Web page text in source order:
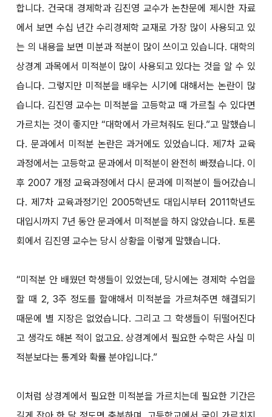
합니다. 건국대 경제학과 김진영 교수가 논찬문에 제시한 자료
에서 보면 수십 년간 수리경제학 교재로 가장 많이 사용되고 있
는 의 내용을 보면 미분과 적분이 많이 쓰이고 있습니다. 대학의
상경계 과목에서 미적분이 많이 사용되고 있다는 것을 알 수 있
습니다. 그렇지만 미적분을 배우는 시기에 대해서는 논란이 많
습니다. 김진영 교수는 미적분을 고등학교 때 가르칠 수 있다면
가르치는 것이 좋지만 “대학에서 가르쳐줘도 된다.”고 말했습니
다. 문과에서 미적분 논란은 과거에도 있었습니다. 제7차 교육
과정에서는 고등학교 문과에서 미적분이 완전히 빠졌습니다. 이
후 2007 개정 교육과정에서 다시 문과에 미적분이 들어갔습니
다. 제7차 교육과정기인 2005학년도 대입시부터 2011학년도
대입시까지 7년 동안 문과에서 미적분을 하지 않았습니다. 토론
회에서 김진영 교수는 당시 상황을 이렇게 말했습니다.
“미적분 안 배웠던 학생들이 있었는데, 당시에는 경제학 수업을
할 때 2, 3주 정도를 할애해서 미적분을 가르쳐주면 해결되기
때문에 별 지장은 없었습니다. 그리고 그 학생들이 뒤떨어진다
고 생각도 해본 적이 없고요. 상경계에서 필요한 수학은 사실 미
적분보다는 통계와 확률 분야입니다.”
이처럼 상경계에서 필요한 미적분을 가르치는데 필요한 기간은